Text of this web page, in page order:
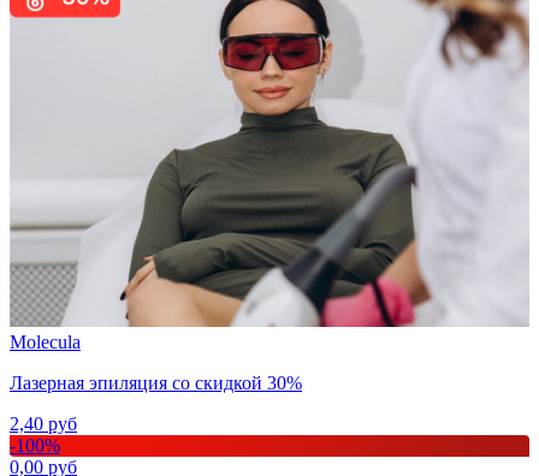
Molecula
Лазерная эпиляция со скидкой 30%
2,40 руб
-100%
0,00 руб